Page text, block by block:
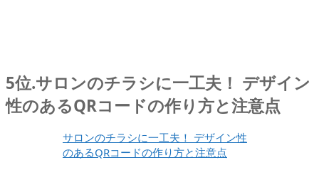
5位.サロンのチラシに一工夫！ デザイン
性のあるQRコードの作り方と注意点
サロンのチラシに一工夫！ デザイン性
のあるQRコードの作り方と注意点